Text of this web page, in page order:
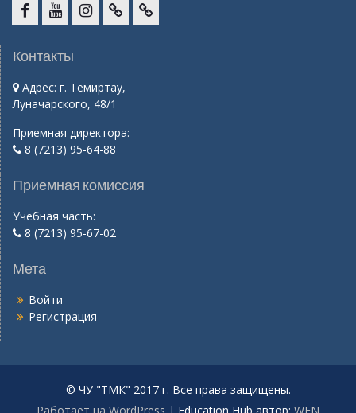
Контакты
Адрес: г. Темиртау,
Луначарского, 48/1
Приемная директора:
8 (7213) 95-64-88
Приемная комиссия
Учебная часть:
8 (7213) 95-67-02
Мета
Войти
Регистрация
© ЧУ "ТМК" 2017 г. Все права защищены.
Работает на WordPress | Education Hub автор: WEN